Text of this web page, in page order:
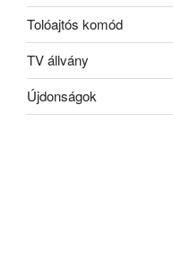
Tolóajtós komód
TV állvány
Újdonságok